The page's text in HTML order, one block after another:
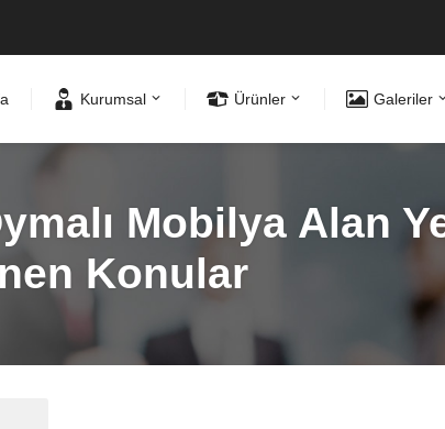
Kurumsal Ürünler Galeriler
Mobilya Alan
Konular